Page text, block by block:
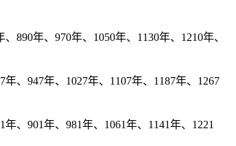
890年、970年、1050年、1130年、1210年、
、947年、1027年、1107年、1187年、1267
、901年、981年、1061年、1141年、1221